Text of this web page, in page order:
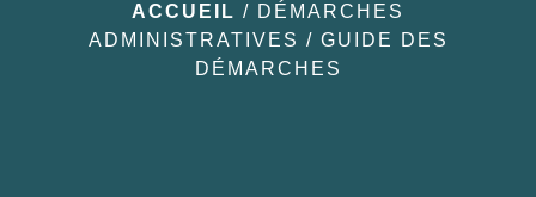
ACCUEIL / DÉMARCHES
ADMINISTRATIVES / GUIDE DES
DÉMARCHES